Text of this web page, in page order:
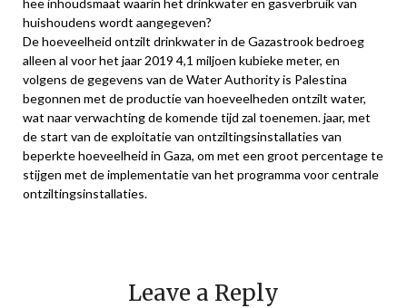
hee inhoudsmaat waarin het drinkwater en gasverbruik van
huishoudens wordt aangegeven?
De hoeveelheid ontzilt drinkwater in de Gazastrook bedroeg
alleen al voor het jaar 2019 4,1 miljoen kubieke meter, en
volgens de gegevens van de Water Authority is Palestina
begonnen met de productie van hoeveelheden ontzilt water,
wat naar verwachting de komende tijd zal toenemen. jaar, met
de start van de exploitatie van ontziltingsinstallaties van
beperkte hoeveelheid in Gaza, om met een groot percentage te
stijgen met de implementatie van het programma voor centrale
ontziltingsinstallaties.
Leave a Reply